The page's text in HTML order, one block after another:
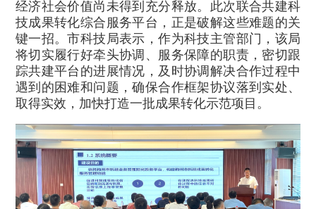
经济社会价值尚未得到充分释放。此次联合共建科
技成果转化综合服务平台，正是破解这些难题的关
键一招。市科技局表示，作为科技主管部门，该局
将切实履行好牵头协调、服务保障的职责，密切跟
踪共建平台的进展情况，及时协调解决合作过程中
遇到的困难和问题，确保合作框架协议落到实处、
取得实效，加快打造一批成果转化示范项目。